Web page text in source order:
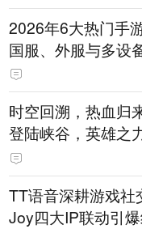
2026年6大热门手
国服、外服与多设
时空回溯，热血归
登陆峡谷，英雄之
斗！
TT语音深耕游戏
Joy四大IP联动引